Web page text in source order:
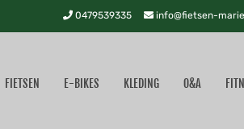
0479539335 info@fietsen-
FIETSEN E-BIKES KLEDING O&A